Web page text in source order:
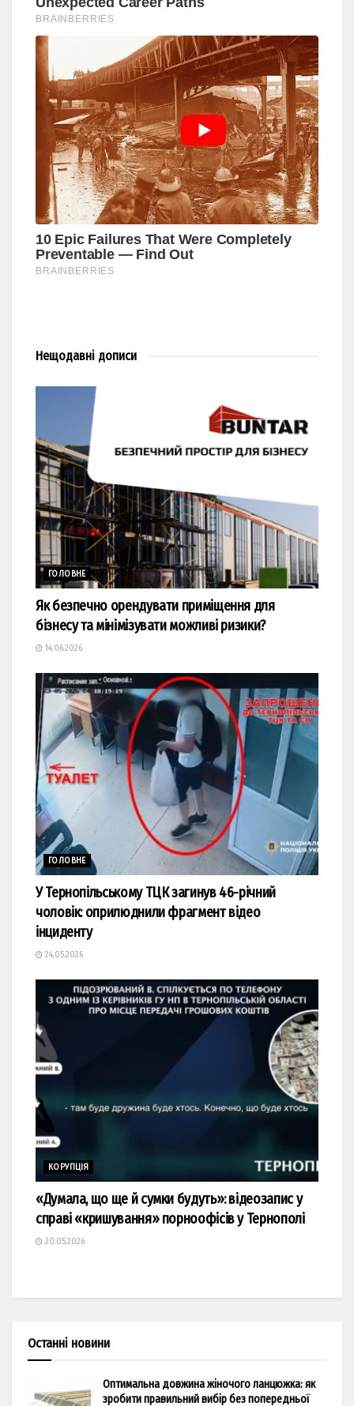
Нещодавні дописи
ГОЛОВНЕ
Як безпечно орендувати приміщення для
бізнесу та мінімізувати можливі ризики?
14.06.2026
ГОЛОВНЕ
У Тернопільському ТЦК загинув 46-річний
чоловік: оприлюднили фрагмент відео
інциденту
24.05.2026
КОРУПЦІЯ
«Думала, що ще й сумки будуть»: відеозапис у
справі «кришування» порноофісів у Тернополі
20.05.2026
Останні новини
Оптимальна довжина жіночого ланцюжка: як
зробити правильний вибір без попередньої